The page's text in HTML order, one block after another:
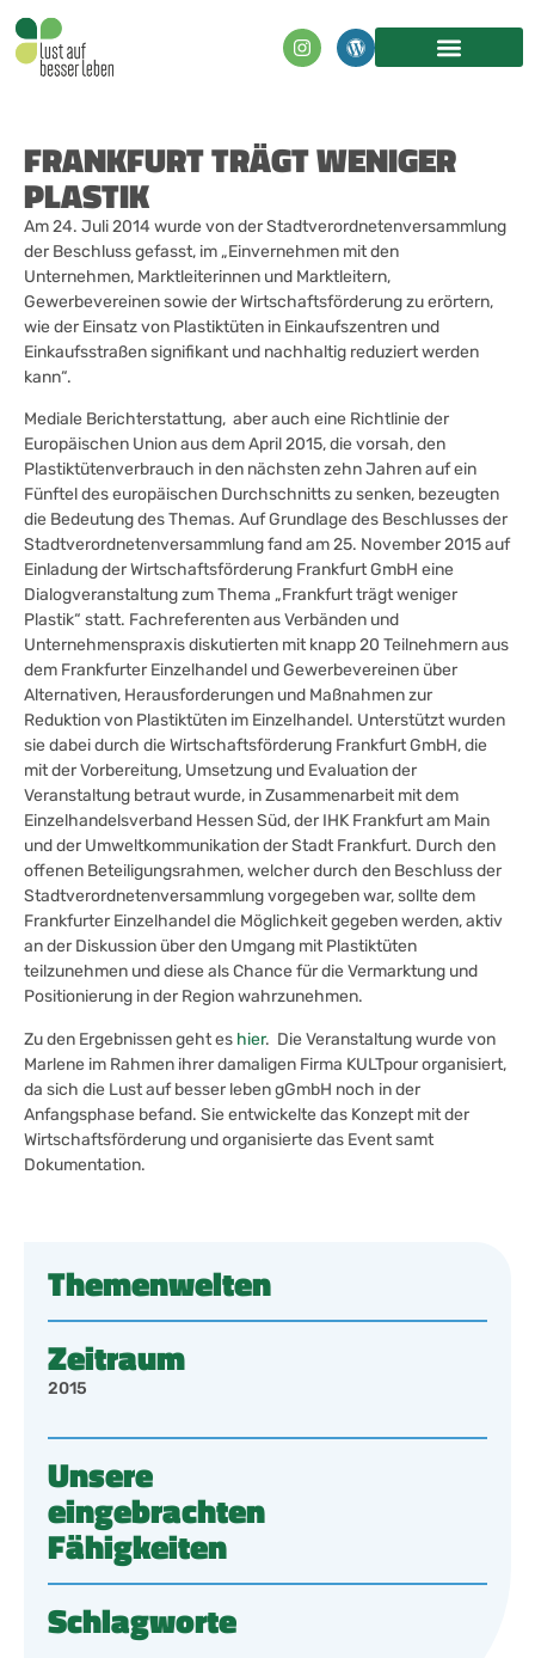
FRANKFURT TRÄGT WENIGER
PLASTIK
Am 24. Juli 2014 wurde von der Stadtverordnetenversammlung
der Beschluss gefasst, im „Einvernehmen mit den
Unternehmen, Marktleiterinnen und Marktleitern,
Gewerbevereinen sowie der Wirtschaftsförderung zu erörtern,
wie der Einsatz von Plastiktüten in Einkaufszentren und
Einkaufsstraßen signifikant und nachhaltig reduziert werden
kann“.
Mediale Berichterstattung, aber auch eine Richtlinie der
Europäischen Union aus dem April 2015, die vorsah, den
Plastiktütenverbrauch in den nächsten zehn Jahren auf ein
Fünftel des europäischen Durchschnitts zu senken, bezeugten
die Bedeutung des Themas. Auf Grundlage des Beschlusses der
Stadtverordnetenversammlung fand am 25. November 2015 auf
Einladung der Wirtschaftsförderung Frankfurt GmbH eine
Dialogveranstaltung zum Thema „Frankfurt trägt weniger
Plastik“ statt. Fachreferenten aus Verbänden und
Unternehmenspraxis diskutierten mit knapp 20 Teilnehmern aus
dem Frankfurter Einzelhandel und Gewerbevereinen über
Alternativen, Herausforderungen und Maßnahmen zur
Reduktion von Plastiktüten im Einzelhandel. Unterstützt wurden
sie dabei durch die Wirtschaftsförderung Frankfurt GmbH, die
mit der Vorbereitung, Umsetzung und Evaluation der
Veranstaltung betraut wurde, in Zusammenarbeit mit dem
Einzelhandelsverband Hessen Süd, der IHK Frankfurt am Main
und der Umweltkommunikation der Stadt Frankfurt. Durch den
offenen Beteiligungsrahmen, welcher durch den Beschluss der
Stadtverordnetenversammlung vorgegeben war, sollte dem
Frankfurter Einzelhandel die Möglichkeit gegeben werden, aktiv
an der Diskussion über den Umgang mit Plastiktüten
teilzunehmen und diese als Chance für die Vermarktung und
Positionierung in der Region wahrzunehmen.
Zu den Ergebnissen geht es hier. Die Veranstaltung wurde von
Marlene im Rahmen ihrer damaligen Firma KULTpour organisiert,
da sich die Lust auf besser leben gGmbH noch in der
Anfangsphase befand. Sie entwickelte das Konzept mit der
Wirtschaftsförderung und organisierte das Event samt
Dokumentation.
Themenwelten
Zeitraum
2015
Unsere
eingebrachten
Fähigkeiten
Schlagworte